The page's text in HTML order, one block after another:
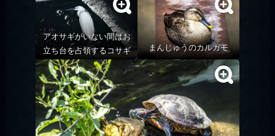
アオサギがいない間はお
立ち台を占領するコサギ
まんじゅうのカルガモ